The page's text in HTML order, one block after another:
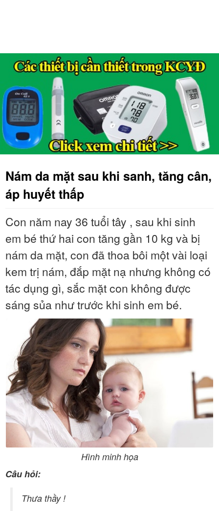
Nám da mặt sau khi sanh, tăng cân,
áp huyết thấp
Con năm nay 36 tuổi tây , sau khi sinh
em bé thứ hai con tăng gần 10 kg và bị
nám da mặt, con đã thoa bôi một vài loại
kem trị nám, đắp mặt nạ nhưng không có
tác dụng gì, sắc mặt con không được
sáng sủa như trước khi sinh em bé.
Hình minh họa
Câu hỏi:
Thưa thầy !